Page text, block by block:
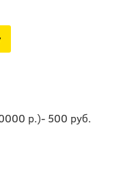
р.)- 500 руб.
АС (101565)